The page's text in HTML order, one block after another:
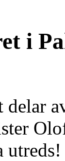
i
delar
utreds!